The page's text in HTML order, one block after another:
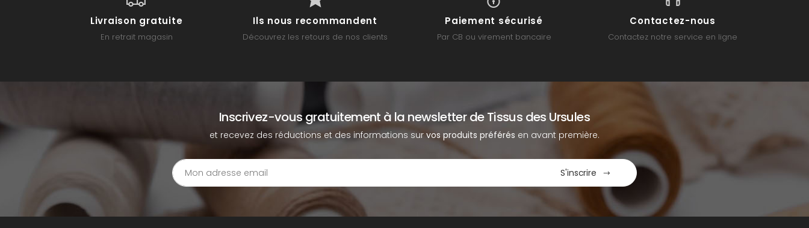
Livraison gratuite
En retrait magasin
Ils nous recommandent
Découvrez les retours de nos clients
Paiement sécurisé
Par CB ou virement bancaire
Contactez-nous
Contactez notre service en ligne
Inscrivez-vous gratuitement à la newsletter de Tissus des Ursules
et recevez des réductions et des informations survos produits préférés en avant première.
S'inscrire